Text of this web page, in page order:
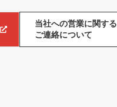
当社への営業に関する
ご連絡について